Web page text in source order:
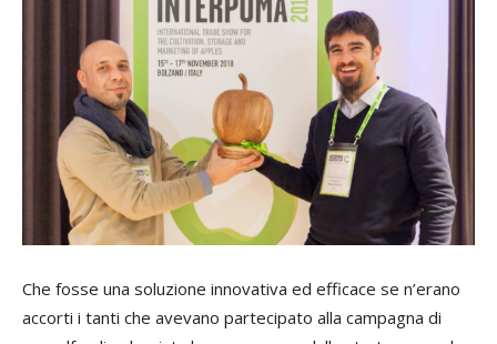
Che fosse una soluzione innovativa ed efficace se n’erano
accorti i tanti che avevano partecipato alla campagna di